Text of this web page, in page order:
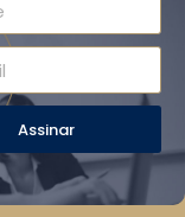
Assinar